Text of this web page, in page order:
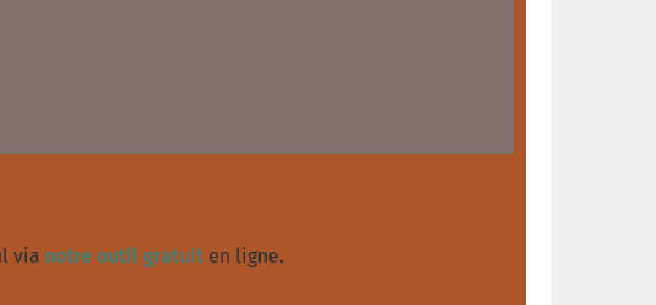
via notre outil gratuit en ligne.